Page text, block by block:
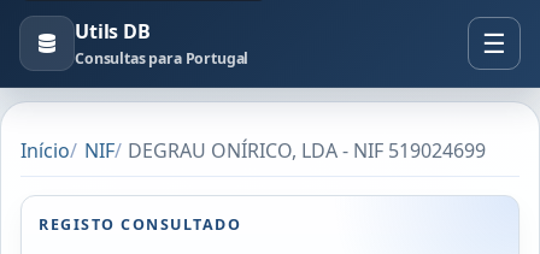
Utils DB
Consultas para Portugal
Início NIF DEGRAU ONÍRICO, LDA - NIF 519024699
REGISTO CONSULTADO